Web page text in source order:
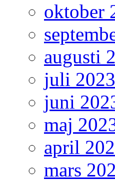
oktober
augusti
juli 2023
juni
maj
april
mars